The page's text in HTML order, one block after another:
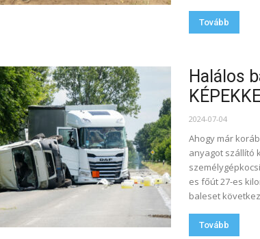
Tovább
Halálos
2024-07-04
Ahogy már
anyagot szállító
es főút 27-es
baleset
Tovább